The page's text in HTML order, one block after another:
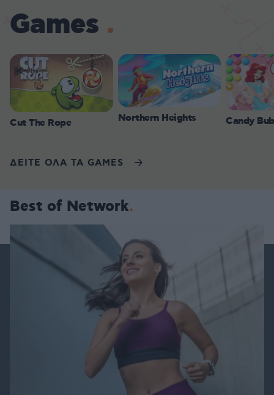
Games
Cut The Rope Northern Heights Candy
ΔΕΙΤΕ ΟΛΑ ΤΑ GAMES
Best of Network